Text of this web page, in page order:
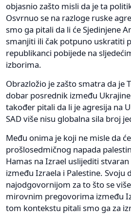
objasnio zašto misli da je ta
Osvrnuo se na razloge ruske
smo ga pitali da li će Sjedinjene
smanjiti ili čak potpuno uskratiti
republikanci pobijede na
izborima.
Obrazložio je zašto smatra da je
dobar posrednik između
također pitali da li je agresija na
SAD više nisu globalna sila broj
Među onima je koji ne misle da
prošlosedmičnog napada
Hamas na Izrael uslijediti
između Izraela i Palestine. Svoju
najodgovornijom za to što se
mirovnim pregovorima između
tom kontekstu pitali smo ga za